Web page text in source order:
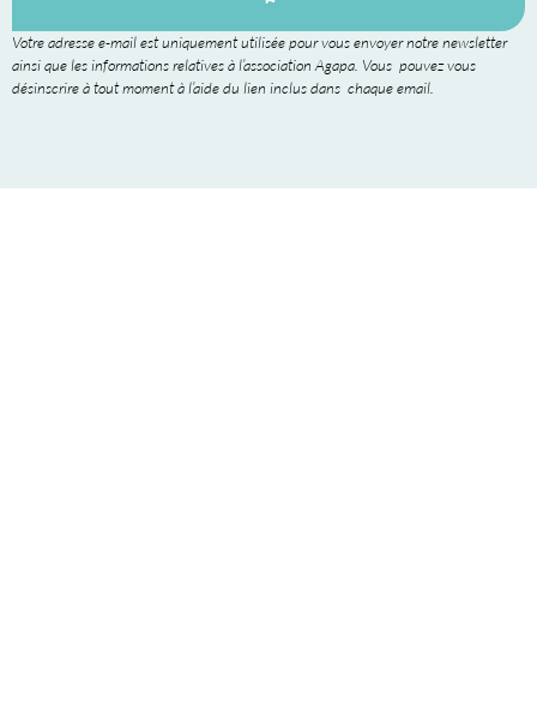
Votre adresse e-mail est uniquement utilisée pour vous envoyer notre newsletter
ainsi que les informations relatives à l’association Agapa. Vous pouvez vous
désinscrire à tout moment à l’aide du lien inclus dans chaque email.